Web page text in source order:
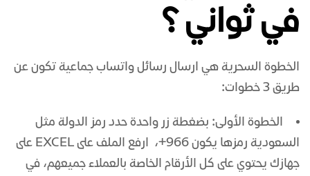
في ثواني ؟
الخطوة السحرية هي ارسال رسائل واتساب جماعية تكون عن
طريق 3 خطوات:
الخطوة الأولى: بضغطة زر واحدة حدد رمز الدولة مثل
السعودية رمزها يكون 966+، ارفع الملف على EXCEL على
جهازك يحتوي على كل الأرقام الخاصة بالعملاء جميعهم، في